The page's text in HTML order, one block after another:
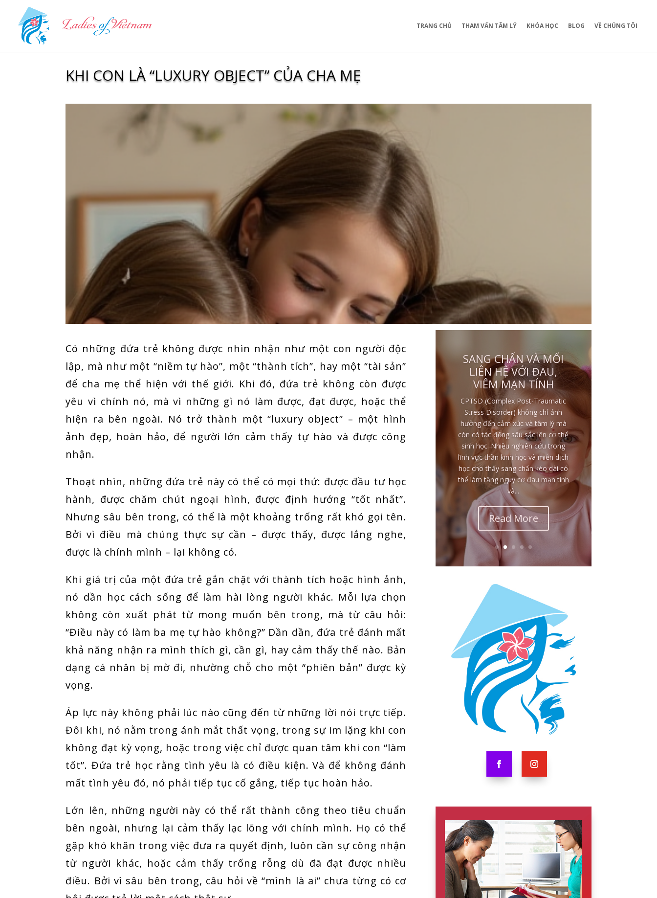
TRANG CHỦ THAM VẤN TÂM LÝ KHÓA HỌC BLOG VỀ CHÚNG TÔI
KHI CON LÀ “LUXURY OBJECT” CỦA CHA MẸ
Có những đứa trẻ không được nhìn nhận như một con người độc
lập, mà như một “niềm tự hào”, một “thành tích”, hay một “tài sản”
để cha mẹ thể hiện với thế giới. Khi đó, đứa trẻ không còn được
yêu vì chính nó, mà vì những gì nó làm được, đạt được, hoặc thể
hiện ra bên ngoài. Nó trở thành một “luxury object” – một hình
ảnh đẹp, hoàn hảo, để người lớn cảm thấy tự hào và được công
nhận.
Thoạt nhìn, những đứa trẻ này có thể có mọi thứ: được đầu tư học
hành, được chăm chút ngoại hình, được định hướng “tốt nhất”.
Nhưng sâu bên trong, có thể là một khoảng trống rất khó gọi tên.
Bởi vì điều mà chúng thực sự cần – được thấy, được lắng nghe,
được là chính mình – lại không có.
Khi giá trị của một đứa trẻ gắn chặt với thành tích hoặc hình ảnh,
nó dần học cách sống để làm hài lòng người khác. Mỗi lựa chọn
không còn xuất phát từ mong muốn bên trong, mà từ câu hỏi:
“Điều này có làm ba mẹ tự hào không?” Dần dần, đứa trẻ đánh mất
khả năng nhận ra mình thích gì, cần gì, hay cảm thấy thế nào. Bản
dạng cá nhân bị mờ đi, nhường chỗ cho một “phiên bản” được kỳ
vọng.
Áp lực này không phải lúc nào cũng đến từ những lời nói trực tiếp.
Đôi khi, nó nằm trong ánh mắt thất vọng, trong sự im lặng khi con
không đạt kỳ vọng, hoặc trong việc chỉ được quan tâm khi con “làm
tốt”. Đứa trẻ học rằng tình yêu là có điều kiện. Và để không đánh
mất tình yêu đó, nó phải tiếp tục cố gắng, tiếp tục hoàn hảo.
Lớn lên, những người này có thể rất thành công theo tiêu chuẩn
bên ngoài, nhưng lại cảm thấy lạc lõng với chính mình. Họ có thể
gặp khó khăn trong việc đưa ra quyết định, luôn cần sự công nhận
từ người khác, hoặc cảm thấy trống rỗng dù đã đạt được nhiều
điều. Bởi vì sâu bên trong, câu hỏi về “mình là ai” chưa từng có cơ
CHA MẸ CÀNG BẠO
HÀNH, ĐỨA TRẺ CÀNG
THƯƠNG VÀ BẢO VỆ
Một trong những điều khiến nhiều
người khó hiểu nhất trong sang
chấn thời thơ ấu là: tại sao một đứa
trẻ bị đánh đập, sỉ nhục hoặc làm
tổn thương lại vẫn yêu thương, bênh
vực và bảo vệ chính cha mẹ của
mình? Nhiều người nhìn từ bên
ngoài có thể nghĩ rằng đứa trẻ...
Read More